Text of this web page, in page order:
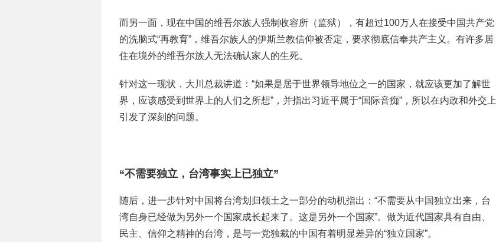
而另一面，现在中国的维吾尔族人强制收容所（监狱），有超过100万人在接受中国共产党
的洗脑式“再教育”，维吾尔族人的伊斯兰教信仰被否定，要求彻底信奉共产主义。有许多居
住在境外的维吾尔族人无法确认家人的生死。
针对这一现状，大川总裁讲道：“如果是居于世界领导地位之一的国家，就应该更加了解世
界，应该感受到世界上的人们之所想”，并指出习近平属于“国际音痴”，所以在内政和外交上
引发了深刻的问题。
“不需要独立，台湾事实上已独立”
随后，进一步针对中国将台湾划归领土之一部分的动机指出：“不需要从中国独立出来，台
湾自身已经做为另外一个国家成长起来了。这是另外一个国家”。做为近代国家具有自由、
民主、信仰之精神的台湾，是与一党独裁的中国有着明显差异的“独立国家”。